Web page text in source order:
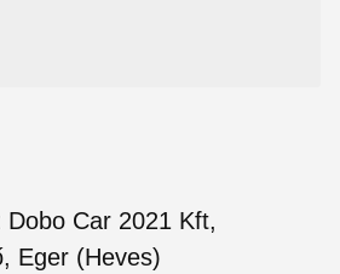
Car 2021 Kft,
Eger (Heves)